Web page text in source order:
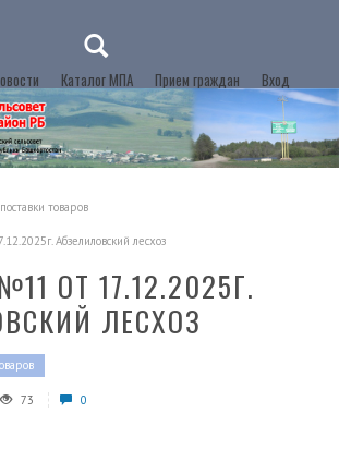
Каталог МПА Прием граждан Вход
товаров
Абзелиловский лесхоз
ОТ 17.12.2025Г.
ЛЕСХОЗ
73 0